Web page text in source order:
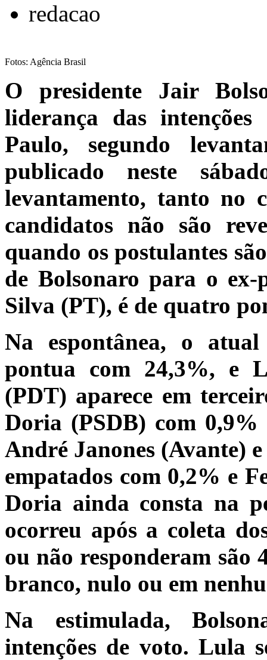
redacao
Fotos: Agência Brasil
O presidente Jair
liderança das
Paulo, segundo
publicado neste
levantamento, tanto no
candidatos não são
quando os postulantes
de Bolsonaro para o
Silva (PT), é de quatro
Na espontânea, o
pontua com 24,3%, e
(PDT) aparece em
Doria (PSDB) com
André Janones (Avante)
empatados com 0,2% e
Doria ainda consta na
ocorreu após a coleta
ou não responderam são
branco, nulo ou em
Na estimulada,
intenções de voto. Lula